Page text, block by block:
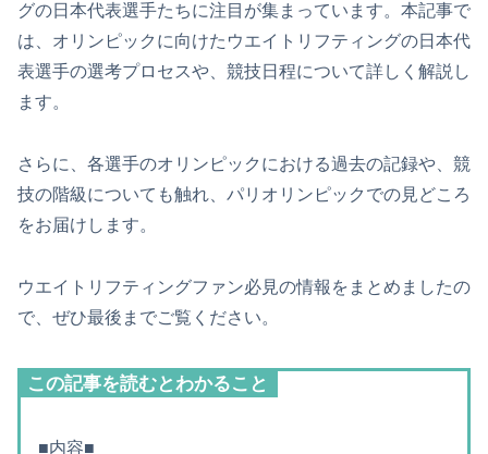
グの日本代表選手たちに注目が集まっています。本記事で
は、オリンピックに向けたウエイトリフティングの日本代
表選手の選考プロセスや、競技日程について詳しく解説し
ます。
さらに、各選手のオリンピックにおける過去の記録や、競
技の階級についても触れ、パリオリンピックでの見どころ
をお届けします。
ウエイトリフティングファン必見の情報をまとめましたの
で、ぜひ最後までご覧ください。
この記事を読むとわかること
■内容■